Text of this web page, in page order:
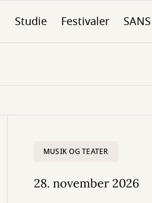
Studie Festivaler SANS
MUSIK OG TEATER
28. november 2026